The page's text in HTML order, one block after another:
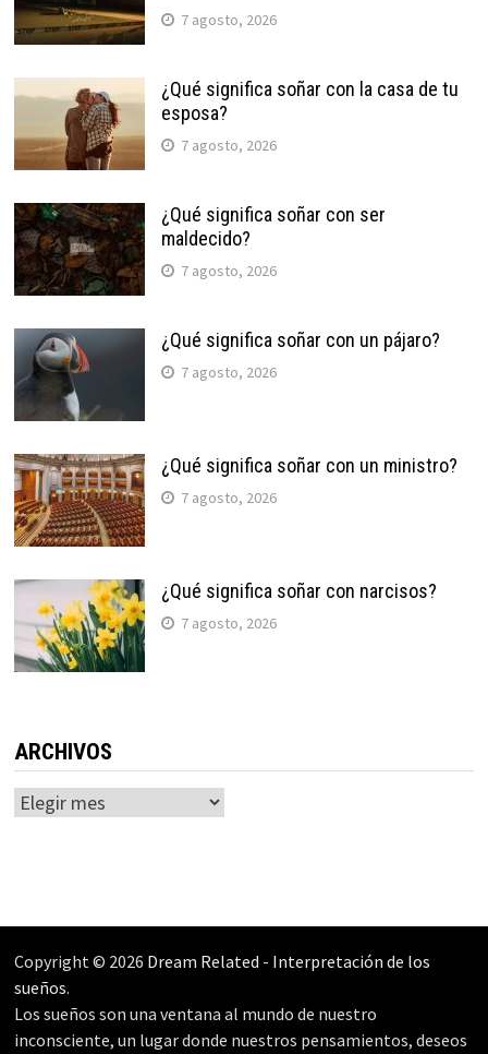
7 agosto, 2026
¿Qué significa soñar con la casa de tu
esposa?
7 agosto, 2026
¿Qué significa soñar con ser
maldecido?
7 agosto, 2026
¿Qué significa soñar con un pájaro?
7 agosto, 2026
¿Qué significa soñar con un ministro?
7 agosto, 2026
¿Qué significa soñar con narcisos?
7 agosto, 2026
ARCHIVOS
Archivos
Copyright © 2026 Dream Related - Interpretación de los
sueños.
Los sueños son una ventana al mundo de nuestro
inconsciente, un lugar donde nuestros pensamientos, deseos